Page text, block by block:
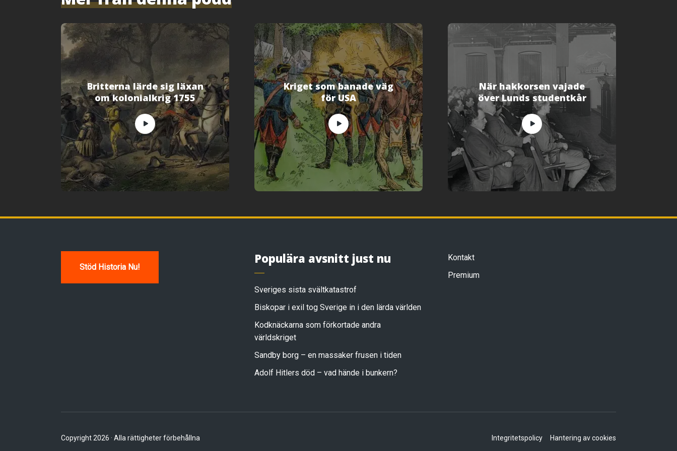
s
t
t
n
y
s
t
e
r
)
Britterna lärde sig läxan
om kolonialkrig 1755
Kriget som banade väg
för USA
När hakkorsen vajade
över Lunds studentkår
Stöd Historia Nu!
Populära avsnitt just nu
Sveriges sista svältkatastrof
Biskopar i exil tog Sverige in i den lärda världen
Kodknäckarna som förkortade andra
världskriget
Sandby borg – en massaker frusen i tiden
Adolf Hitlers död – vad hände i bunkern?
Kontakt
Premium
Copyright 2026 · Alla rättigheter förbehållna Integritetspolicy Hantering av cookies